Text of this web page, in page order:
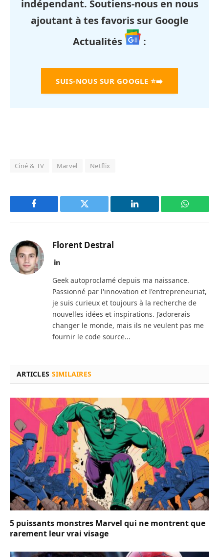
indépendant. Soutiens-nous en nous
ajoutant à tes favoris sur Google
Actualités
:
SUIS-NOUS SUR GOOGLE ⭐➡️
Ciné & TV Marvel Netflix
Facebook Twitter LinkedIn
Florent Destral
LinkedIn
Geek autoproclamé depuis ma naissance.
Passionné par l'innovation et l'entrepreneuriat,
je suis curieux et toujours à la recherche de
nouvelles idées et inspirations. J’adorerais
changer le monde, mais ils ne veulent pas me
fournir le code source...
ARTICLES SIMILAIRES
5 puissants monstres Marvel qui ne montrent que
rarement leur vrai visage